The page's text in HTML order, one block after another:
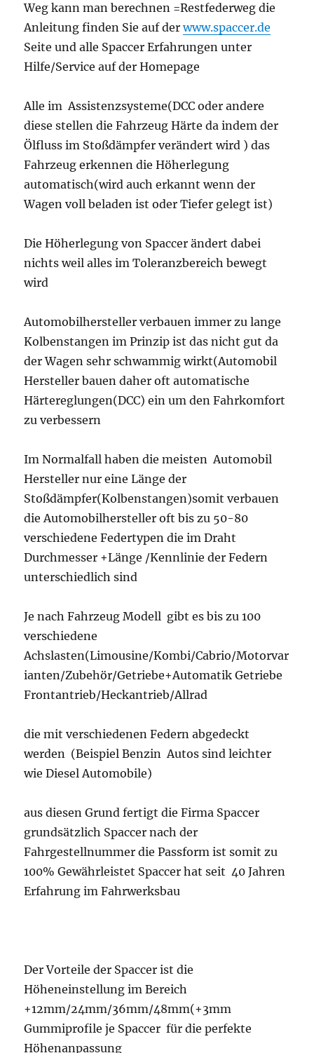
Weg kann man berechnen =Restfederweg die
Anleitung finden Sie auf derwww.spaccer.de
Seite und alle Spaccer Erfahrungen unter
Hilfe/Service auf der Homepage
Alle im Assistenzsysteme(DCC oder andere
diese stellen die Fahrzeug Härte da indem der
Ölfluss im Stoßdämpfer verändert wird ) das
Fahrzeug erkennen die Höherlegung
automatisch(wird auch erkannt wenn der
Wagen voll beladen ist oder Tiefer gelegt ist)
Die Höherlegung von Spaccer ändert dabei
nichts weil alles im Toleranzbereich bewegt
wird
Automobilhersteller verbauen immer zu lange
Kolbenstangen im Prinzip ist das nicht gut da
der Wagen sehr schwammig wirkt(Automobil
Hersteller bauen daher oft automatische
Härtereglungen(DCC) ein um den Fahrkomfort
zu verbessern
Im Normalfall haben die meisten Automobil
Hersteller nur eine Länge der
Stoßdämpfer(Kolbenstangen)somit verbauen
die Automobilhersteller oft bis zu 50-80
verschiedene Federtypen die im Draht
Durchmesser +Länge /Kennlinie der Federn
unterschiedlich sind
Je nach Fahrzeug Modell gibt es bis zu 100
verschiedene
Achslasten(Limousine/Kombi/Cabrio/Motorvar
ianten/Zubehör/Getriebe+Automatik Getriebe
Frontantrieb/Heckantrieb/Allrad
die mit verschiedenen Federn abgedeckt
werden (Beispiel Benzin Autos sind leichter
wie Diesel Automobile)
aus diesen Grund fertigt die Firma Spaccer
grundsätzlich Spaccer nach der
Fahrgestellnummer die Passform ist somit zu
100% Gewährleistet Spaccer hat seit 40 Jahren
Erfahrung im Fahrwerksbau
Der Vorteile der Spaccer ist die
Höheneinstellung im Bereich
+12mm/24mm/36mm/48mm(+3mm
Gummiprofile je Spaccer für die perfekte
Höhenanpassung